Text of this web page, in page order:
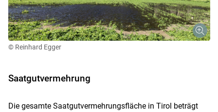
© Reinhard Egger
Saatgutvermehrung
Die gesamte Saatgutvermehrungsfläche in Tirol beträgt